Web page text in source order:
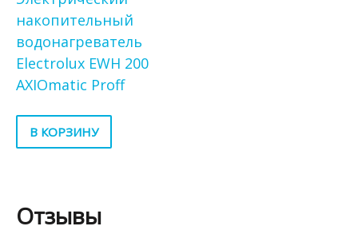
накопительный
водонагреватель
Electrolux EWH 200
AXIOmatic Proff
В КОРЗИНУ
Отзывы